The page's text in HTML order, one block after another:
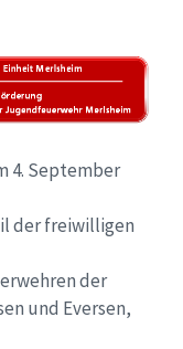
4. September
der freiwilligen
der
und Eversen,